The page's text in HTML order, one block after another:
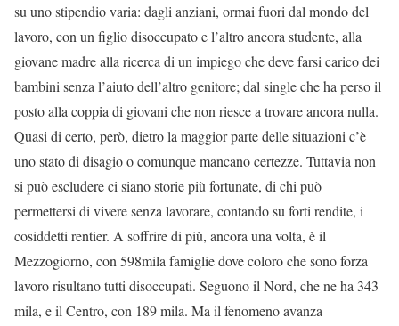
su uno stipendio varia: dagli anziani, ormai fuori dal mondo del
lavoro, con un figlio disoccupato e l’altro ancora studente, alla
giovane madre alla ricerca di un impiego che deve farsi carico dei
bambini senza l’aiuto dell’altro genitore; dal single che ha perso il
posto alla coppia di giovani che non riesce a trovare ancora nulla.
Quasi di certo, però, dietro la maggior parte delle situazioni c’è
uno stato di disagio o comunque mancano certezze. Tuttavia non
si può escludere ci siano storie più fortunate, di chi può
permettersi di vivere senza lavorare, contando su forti rendite, i
cosiddetti rentier. A soffrire di più, ancora una volta, è il
Mezzogiorno, con 598mila famiglie dove coloro che sono forza
lavoro risultano tutti disoccupati. Seguono il Nord, che ne ha 343
mila, e il Centro, con 189 mila. Ma il fenomeno avanza